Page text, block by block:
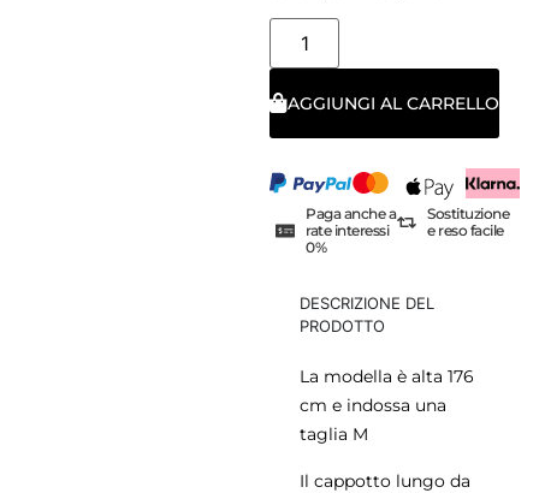
AGGIUNGI AL CARRELLO
Paga anche a
rate interessi
0%
Sostituzione
e reso facile
DESCRIZIONE DEL
PRODOTTO
La modella è alta 176
cm e indossa una
taglia M
Il cappotto lungo da